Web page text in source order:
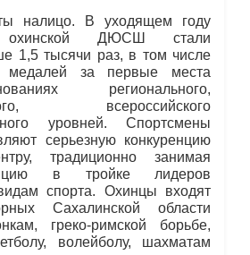
налицо. В уходящем году
охинской ДЮСШ стали
1,5 тысячи раз, в том числе
медалей за первые места
регионального,
всероссийского
уровней. Спортсмены
серьезную конкуренцию
традиционно занимая
в тройке лидеров
спорта. Охинцы входят
Сахалинской области
греко-римской борьбе,
волейболу, шахматам